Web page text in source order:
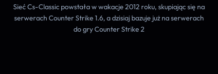
Sieć Cs-Classic powstała w wakacje 2012 roku, skupiając się na
serwerach Counter Strike 1.6, a dzisiaj bazuje już na serwerach
do gry Counter Strike 2